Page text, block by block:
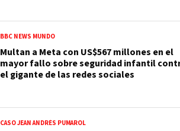
BBC NEWS MUNDO
Multan a Meta con US$567 millones en el
mayor fallo sobre seguridad infantil
el gigante de las redes sociales
CASO JEAN ANDRÉS PUMAROL